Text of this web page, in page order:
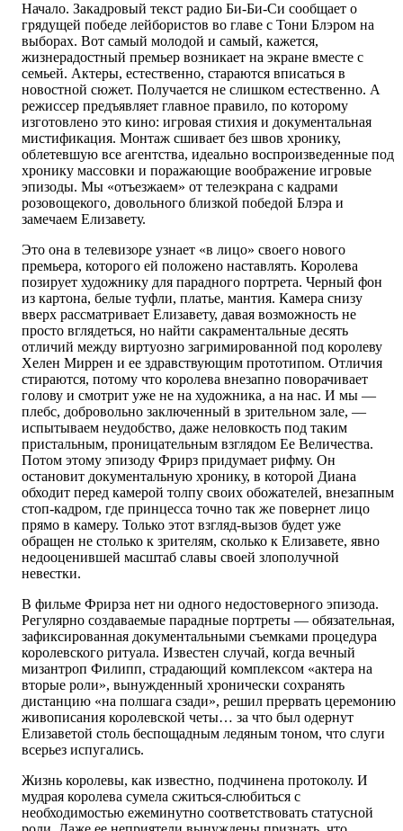
Начало. Закадровый текст радио Би-Би-Си сообщает о
грядущей победе лейбористов во главе с Тони Блэром на
выборах. Вот самый молодой и самый, кажется,
жизнерадостный премьер возникает на экране вместе с
семьей. Актеры, естественно, стараются вписаться в
новостной сюжет. Получается не слишком естественно. А
режиссер предъявляет главное правило, по которому
изготовлено это кино: игровая стихия и документальная
мистификация. Монтаж сшивает без швов хронику,
облетевшую все агентства, идеально воспроизведенные под
хронику массовки и поражающие воображение игровые
эпизоды. Мы «отъезжаем» от телеэкрана с кадрами
розовощекого, довольного близкой победой Блэра и
замечаем Елизавету.
Это она в телевизоре узнает «в лицо» своего нового
премьера, которого ей положено наставлять. Королева
позирует художнику для парадного портрета. Черный фон
из картона, белые туфли, платье, мантия. Камера снизу
вверх рассматривает Елизавету, давая возможность не
просто вглядеться, но найти сакраментальные десять
отличий между виртуозно загримированной под королеву
Хелен Миррен и ее здравствующим прототипом. Отличия
стираются, потому что королева внезапно поворачивает
голову и смотрит уже не на художника, а на нас. И мы —
плебс, добровольно заключенный в зрительном зале, —
испытываем неудобство, даже неловкость под таким
пристальным, проницательным взглядом Ее Величества.
Потом этому эпизоду Фрирз придумает рифму. Он
остановит документальную хронику, в которой Диана
обходит перед камерой толпу своих обожателей, внезапным
стоп-кадром, где принцесса точно так же повернет лицо
прямо в камеру. Только этот взгляд-вызов будет уже
обращен не столько к зрителям, сколько к Елизавете, явно
недооценившей масштаб славы своей злополучной
невестки.
В фильме Фрирза нет ни одного недостоверного эпизода.
Регулярно создаваемые парадные портреты — обязательная,
зафиксированная документальными съемками процедура
королевского ритуала. Известен случай, когда вечный
мизантроп Филипп, страдающий комплексом «актера на
вторые роли», вынужденный хронически сохранять
дистанцию «на полшага сзади», решил прервать церемонию
живописания королевской четы… за что был одернут
Елизаветой столь беспощадным ледяным тоном, что слуги
всерьез испугались.
Жизнь королевы, как известно, подчинена протоколу. И
мудрая королева сумела сжиться-слюбиться с
необходимостью ежеминутно соответствовать статусной